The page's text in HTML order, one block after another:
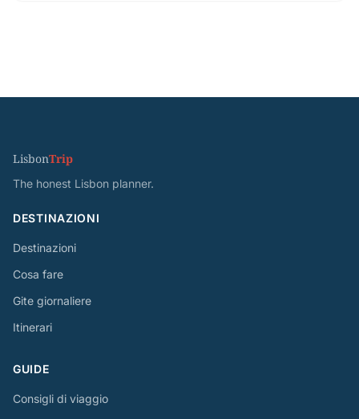
LisbonTrip
The honest Lisbon planner.
DESTINAZIONI
Destinazioni
Cosa fare
Gite giornaliere
Itinerari
GUIDE
Consigli di viaggio